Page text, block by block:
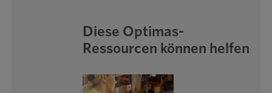
Diese Optimas-
Ressourcen können helfen